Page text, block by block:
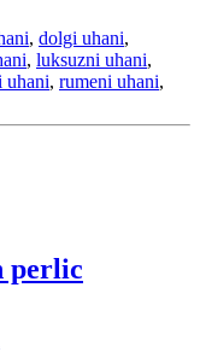
, dolgi uhani,
, luksuzni uhani,
uhani, rumeni uhani,
perlic